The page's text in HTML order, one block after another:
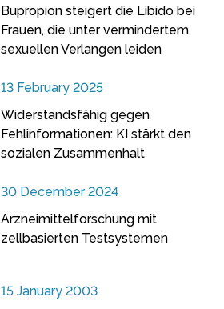
Bupropion steigert die Libido bei
Frauen, die unter vermindertem
sexuellen Verlangen leiden
13 February 2025
Widerstandsfähig gegen
Fehlinformationen: KI stärkt den
sozialen Zusammenhalt
30 December 2024
Arzneimittelforschung mit
zellbasierten Testsystemen
15 January 2003